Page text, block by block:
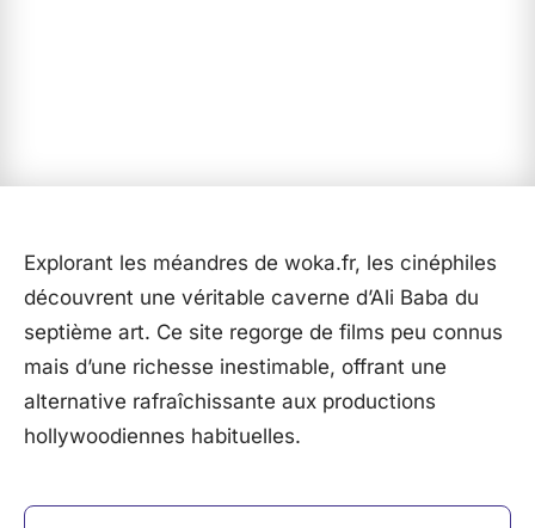
Explorant les méandres de woka.fr, les cinéphiles
découvrent une véritable caverne d’Ali Baba du
septième art. Ce site regorge de films peu connus
mais d’une richesse inestimable, offrant une
alternative rafraîchissante aux productions
hollywoodiennes habituelles.